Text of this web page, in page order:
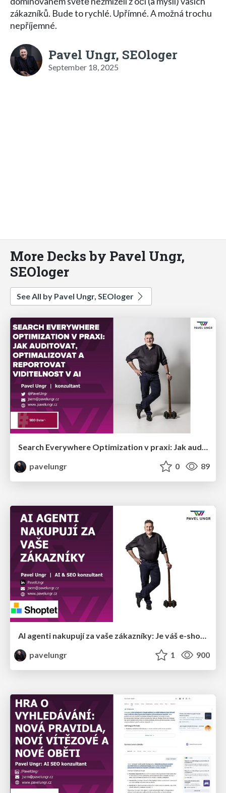
zákazníků. Bude to rychlé. Upřímné. A možná trochu
nepříjemné.
Pavel Ungr, SEOloger
September 18, 2025
More Decks by Pavel Ungr,
SEOloger
See All by Pavel Ungr, SEOloger
Search Everywhere Optimization v praxi: Jak auditovat, optimalizovat a reportovat viditelnost v AI (SEO date 14.4.2026)
pavelungr
0 89
pavelungr
1 900